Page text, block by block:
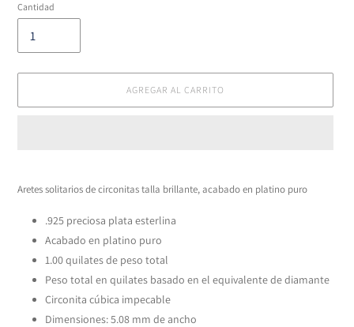
Cantidad
AGREGAR AL CARRITO
producto
carrito
Aretes solitarios de circonitas talla brillante, acabado en platino puro
.925 preciosa plata esterlina
Acabado en platino puro
1.00 quilates de peso total
Peso total en quilates basado en el equivalente de diamante
Circonita cúbica impecable
Dimensiones: 5.08 mm de ancho